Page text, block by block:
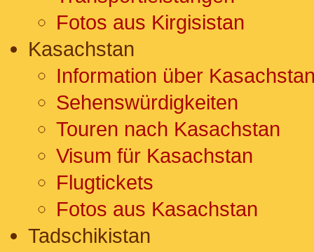
Fotos aus Kirgisistan
Kasachstan
Information über
Sehenswürdigkeiten
Touren nach Kasachstan
Visum für Kasachstan
Flugtickets
Fotos aus Kasachstan
Tadschikistan